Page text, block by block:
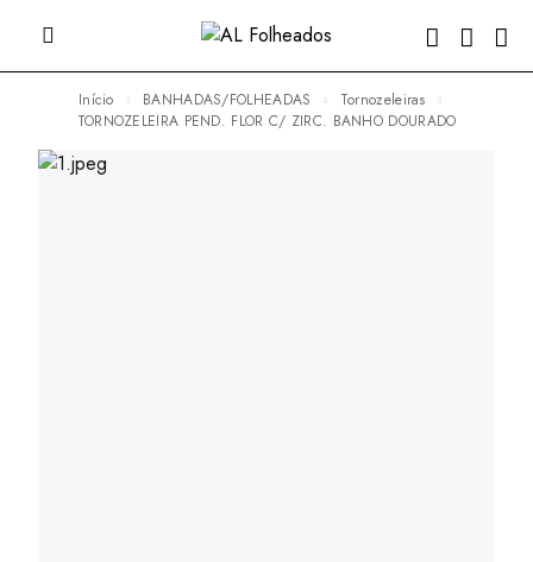
Início BANHADAS/FOLHEADAS
Tornozeleiras
TORNOZELEIRA PEND. FLOR C/ ZIRC. BANHO DOURADO